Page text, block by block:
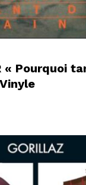
« Pourquoi